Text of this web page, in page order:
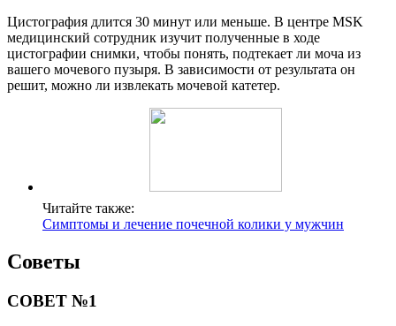
Цистография длится 30 минут или меньше. В центре MSK
медицинский сотрудник изучит полученные в ходе
цистографии снимки, чтобы понять, подтекает ли моча из
вашего мочевого пузыря. В зависимости от результата он
решит, можно ли извлекать мочевой катетер.
Читайте также:
Симптомы и лечение почечной колики у мужчин
Советы
СОВЕТ №1